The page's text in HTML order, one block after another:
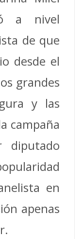
a nivel
de que
desde el
grandes
y las
campaña
en
apenas